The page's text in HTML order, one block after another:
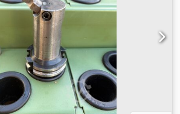
KOMET • Modell: KFK 1 –
SK40 / DIN 69871 • Skala:
mm • Einsatzbereich: präzises
von Bohrungen •
– technisch und optisch in sehr gutem
T H Nociea